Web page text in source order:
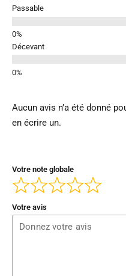
Passable
Décevant
Aucun avis n’a été donné
en écrire un.
Votre note globale
Votre avis